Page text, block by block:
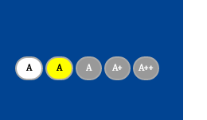
A A A A+ A++